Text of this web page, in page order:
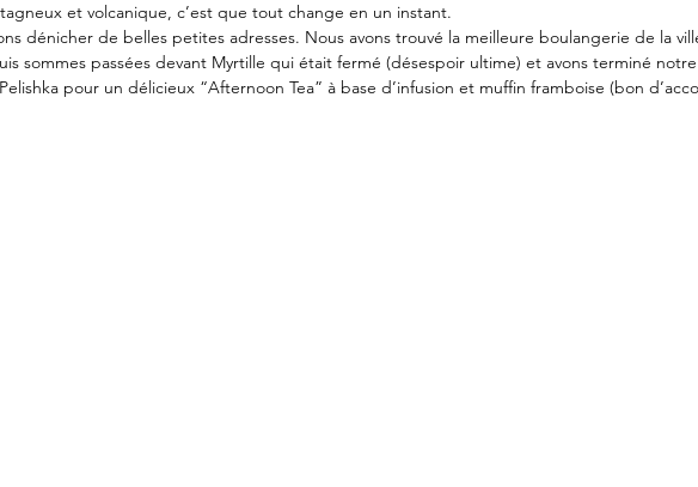
et volcanique, c’est que tout change en un instant.
dénicher de belles petites adresses. Nous avons trouvé la meilleure boulangerie de la
sommes passées devant Myrtille qui était fermé (désespoir ultime) et avons terminé
pour un délicieux “Afternoon Tea” à base d’infusion et muffin framboise (bon